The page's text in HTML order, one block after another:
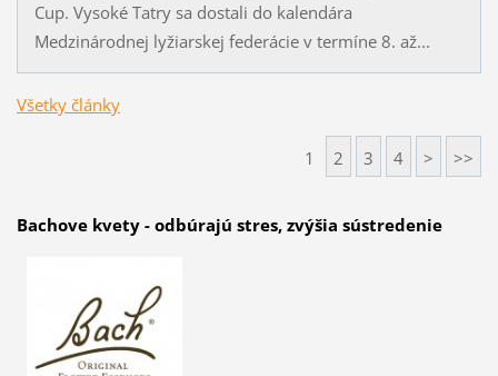
Cup. Vysoké Tatry sa dostali do kalendára
Medzinárodnej lyžiarskej federácie v termíne 8. až...
Všetky články
1 2 3 4 > >>
Bachove kvety - odbúrajú stres, zvýšia sústredenie